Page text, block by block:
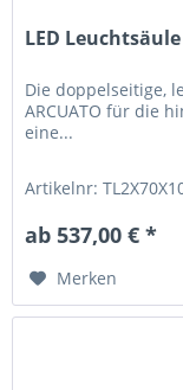
LED
Die doppelseitige,
ARCUATO für die
eine...
Artikelnr:
ab 537,00 € *
Merken